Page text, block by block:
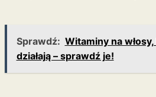
Sprawdź: Witaminy na
działają – sprawdź je!